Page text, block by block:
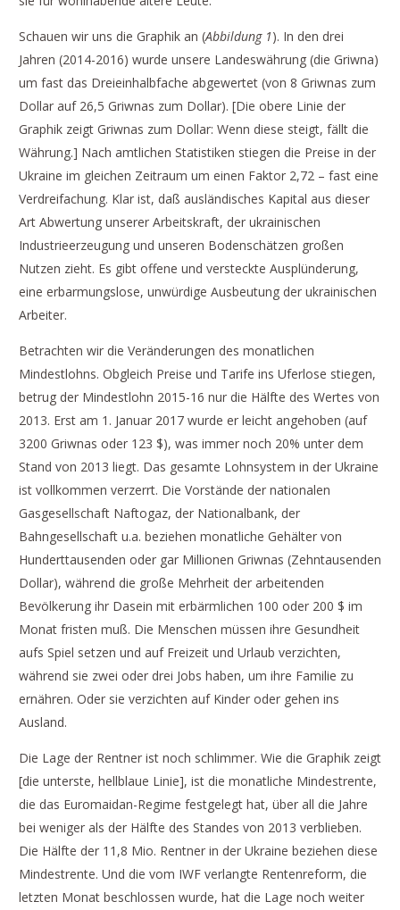
Schauen wir uns die Graphik an (Abbildung 1). In den drei
Jahren (2014-2016) wurde unsere Landeswährung (die Griwna)
um fast das Dreieinhalbfache abgewertet (von 8 Griwnas zum
Dollar auf 26,5 Griwnas zum Dollar). [Die obere Linie der
Graphik zeigt Griwnas zum Dollar: Wenn diese steigt, fällt die
Währung.] Nach amtlichen Statistiken stiegen die Preise in der
Ukraine im gleichen Zeitraum um einen Faktor 2,72 – fast eine
Verdreifachung. Klar ist, daß ausländisches Kapital aus dieser
Art Abwertung unserer Arbeitskraft, der ukrainischen
Industrieerzeugung und unseren Bodenschätzen großen
Nutzen zieht. Es gibt offene und versteckte Ausplünderung,
eine erbarmungslose, unwürdige Ausbeutung der ukrainischen
Arbeiter.
Betrachten wir die Veränderungen des monatlichen
Mindestlohns. Obgleich Preise und Tarife ins Uferlose stiegen,
betrug der Mindestlohn 2015-16 nur die Hälfte des Wertes von
2013. Erst am 1. Januar 2017 wurde er leicht angehoben (auf
3200 Griwnas oder 123 $), was immer noch 20% unter dem
Stand von 2013 liegt. Das gesamte Lohnsystem in der Ukraine
ist vollkommen verzerrt. Die Vorstände der nationalen
Gasgesellschaft Naftogaz, der Nationalbank, der
Bahngesellschaft u.a. beziehen monatliche Gehälter von
Hunderttausenden oder gar Millionen Griwnas (Zehntausenden
Dollar), während die große Mehrheit der arbeitenden
Bevölkerung ihr Dasein mit erbärmlichen 100 oder 200 $ im
Monat fristen muß. Die Menschen müssen ihre Gesundheit
aufs Spiel setzen und auf Freizeit und Urlaub verzichten,
während sie zwei oder drei Jobs haben, um ihre Familie zu
ernähren. Oder sie verzichten auf Kinder oder gehen ins
Ausland.
Die Lage der Rentner ist noch schlimmer. Wie die Graphik zeigt
[die unterste, hellblaue Linie], ist die monatliche Mindestrente,
die das Euromaidan-Regime festgelegt hat, über all die Jahre
bei weniger als der Hälfte des Standes von 2013 verblieben.
Die Hälfte der 11,8 Mio. Rentner in der Ukraine beziehen diese
Mindestrente. Und die vom IWF verlangte Rentenreform, die
letzten Monat beschlossen wurde, hat die Lage noch weiter